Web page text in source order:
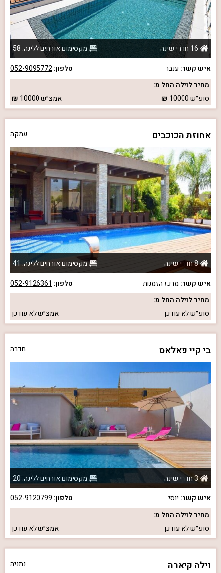
16 חדרי שינה
מקסימום אורחים ללינה: 58
איש קשר: ענבר טלפון:052-9095772
מחיר לוילה החל מ:
סופ״ש10000 אמצ״ש10000
אחוזת הכוכבים עמקה
8 חדרי שינה
מקסימום אורחים ללינה: 41
איש קשר: מרכז הזמנות טלפון: 052-9126361
מחיר לוילה החל מ:
סופ״שלא עודכן אמצ״שלא עודכן
בי קיי פאלאס חדרה
3 חדרי שינה
מקסימום אורחים ללינה: 20
איש קשר: יוסי טלפון: 052-9120799
מחיר לוילה החל מ:
סופ״שלא עודכן אמצ״שלא עודכן
וילה קיארה נתניה